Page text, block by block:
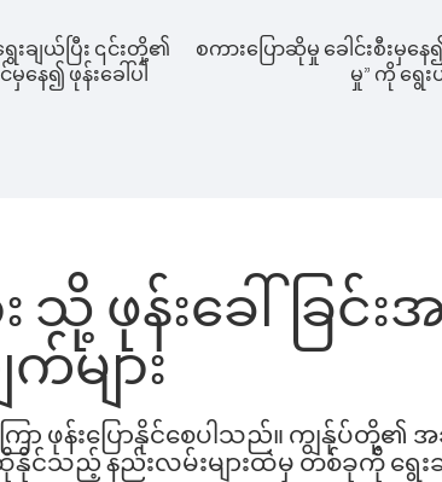
ျယ်ပြီး ၎င်းတို့၏
ေ၍ ဖုန်းခေါ်ပါ
စကားပြောဆိုမှု ခေါင်းစီးမှနေ၍
မှု” ကို ရွေးပ
သို့ ဖုန်းခေါ်ခြင်
များ
ာ ဖုန်းပြောနိုင်စေပါသည်။ ကျွန်ုပ်တို့၏
နိုင်သည့် နည်းလမ်းများထဲမှ တစ်ခုကို ရွေး